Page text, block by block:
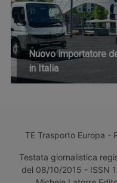
Nuovo importatore
in Italia
TE Trasporto Europa -
Testata giornalistica
del 08/10/2015 - ISSN